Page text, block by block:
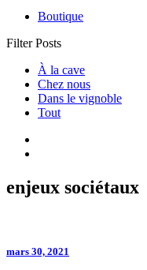
Boutique
Filter Posts
À la cave
Chez nous
Dans le vignoble
Tout
enjeux sociétaux
mars 30, 2021